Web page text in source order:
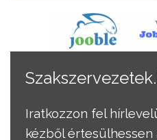
Iratkozzon fel
kézből értesülhessen